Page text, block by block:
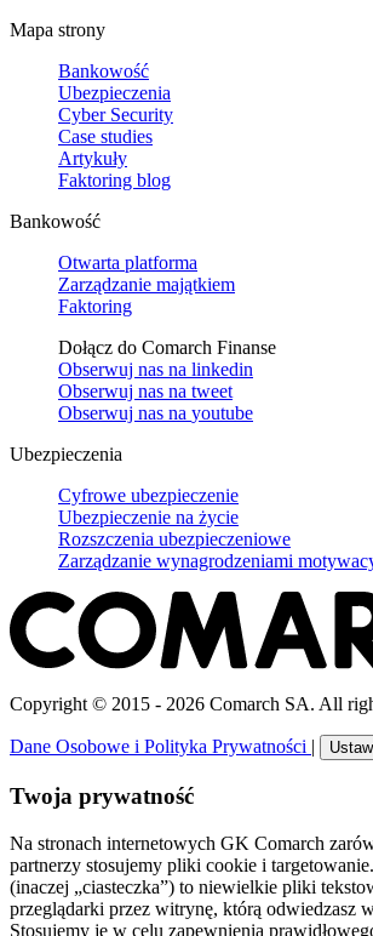
Mapa strony
Bankowość
Ubezpieczenia
Cyber Security
Case studies
Artykuły
Faktoring blog
Bankowość
Otwarta platforma
Zarządzanie majątkiem
Faktoring
Dołącz do Comarch Finanse
Obserwuj nas na linkedin
Obserwuj nas na tweet
Obserwuj nas na youtube
Ubezpieczenia
Cyfrowe ubezpieczenie
Ubezpieczenie na życie
Rozszczenia ubezpieczeniowe
Zarządzanie wynagrodzeniami
Copyright © 2015 - 2026 Comarch SA. All
Dane Osobowe i Polityka Prywatności |
Twoja prywatność
Na stronach internetowych GK Comarch
partnerzy stosujemy pliki cookie i
(inaczej „ciasteczka”) to niewielkie pliki
przeglądarki przez witrynę, którą odwiedzasz
Stosujemy je w celu zapewnienia